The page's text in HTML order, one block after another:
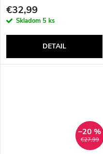
€32,99
Skladom 5 ks
DETAIL
€27,99
–20 %